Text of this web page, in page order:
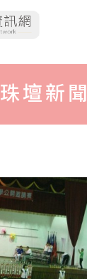
珠壇新聞